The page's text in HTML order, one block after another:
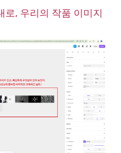
로, 우리의 작품 이미지